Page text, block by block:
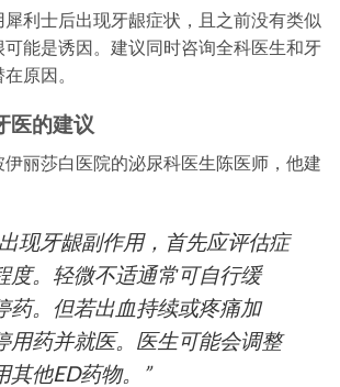
利士后出现牙龈症状，且之前没有类似
能是诱因。建议同时咨询全科医生和牙
原因。
医的建议
丽莎白医院的泌尿科医生陈医师，他建
现牙龈副作用，首先应评估症
度。轻微不适通常可自行缓
药。但若出血持续或疼痛加
用药并就医。医生可能会调整
其他ED药物。”